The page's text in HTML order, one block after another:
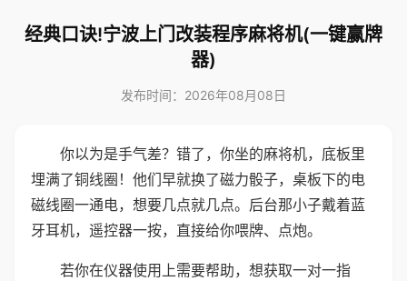
经典口诀!宁波上门改装程序麻将机(一键赢牌
器)
发布时间：2026年08月08日
你以为是手气差？错了，你坐的麻将机，底板里
埋满了铜线圈！他们早就换了磁力骰子，桌板下的电
磁线圈一通电，想要几点就几点。后台那小子戴着蓝
牙耳机，遥控器一按，直接给你喂牌、点炮。
若你在仪器使用上需要帮助，想获取一对一指